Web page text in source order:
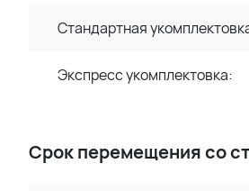
Стандартная
Экспресс укомплектовка:
Срок перемещения со